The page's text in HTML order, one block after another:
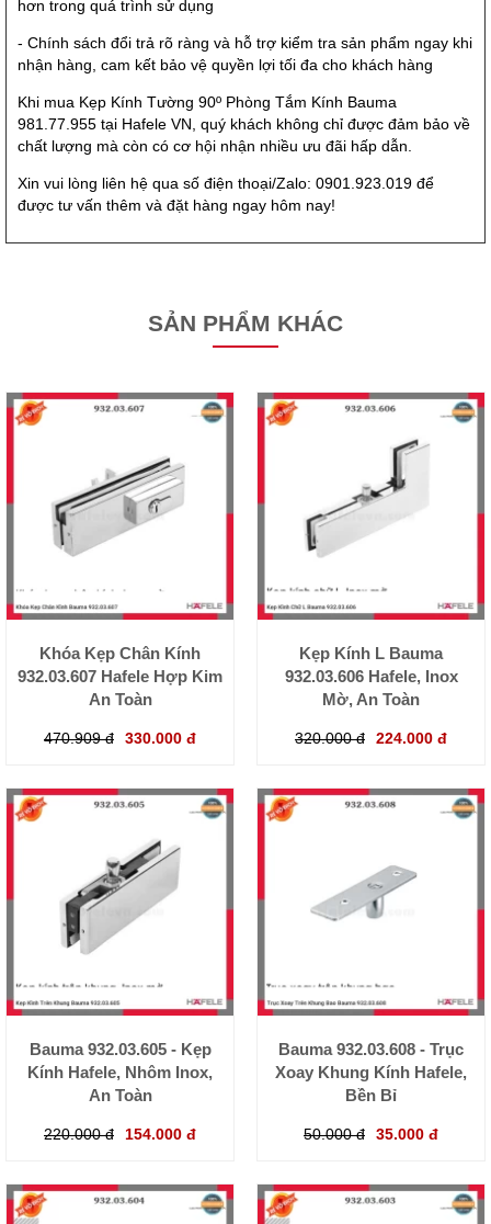
hơn trong quá trình sử dụng
- Chính sách đổi trả rõ ràng và hỗ trợ kiểm tra sản phẩm ngay khi
nhận hàng, cam kết bảo vệ quyền lợi tối đa cho khách hàng
Khi mua Kẹp Kính Tường 90º Phòng Tắm Kính Bauma
981.77.955 tại Hafele VN, quý khách không chỉ được đảm bảo về
chất lượng mà còn có cơ hội nhận nhiều ưu đãi hấp dẫn.
Xin vui lòng liên hệ qua số điện thoại/Zalo: 0901.923.019 để
được tư vấn thêm và đặt hàng ngay hôm nay!
SẢN PHẨM KHÁC
Khóa Kẹp Chân Kính
932.03.607 Hafele Hợp Kim
An Toàn
470.909 đ 330.000 đ
Kẹp Kính L Bauma
932.03.606 Hafele, Inox
Mờ, An Toàn
320.000 đ 224.000 đ
Bauma 932.03.605 - Kẹp
Kính Hafele, Nhôm Inox,
An Toàn
220.000 đ 154.000 đ
Bauma 932.03.608 - Trục
Xoay Khung Kính Hafele,
Bền Bỉ
50.000 đ 35.000 đ